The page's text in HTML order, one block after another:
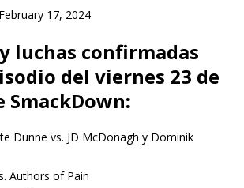
17, 2024
luchas confirmadas
del viernes 23 de
SmackDown:
Dunne vs. JD McDonagh y Dominik
Authors of Pain